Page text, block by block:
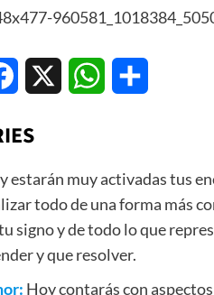
Facebook WhatsApp
estarán muy activadas tus
todo de una forma más
signo y de todo lo que
y que resolver.
Hoy contarás con